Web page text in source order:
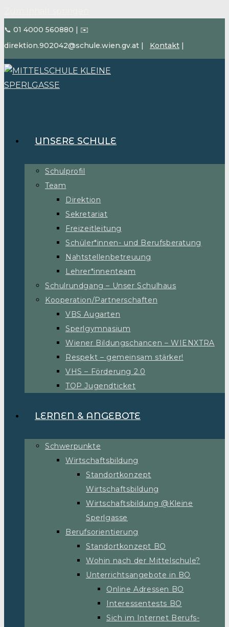
📞 01 4000 560880 | ✉️
direktion.902042@schule.wien.gv.at | Kontakt |
UNSERE SCHULE
Schulprofil
Team
Direktion
Sekretariat
Freizeitleitung
Schüler*innen- und Berufsberatung
Nahtstellenbetreuung
Lehrer*innenteam
Schulrundgang – Unser Schulhaus
Kooperation/Partnerschaften
VBS Augarten
Sperlgymnasium
Wiener Bildungschancen – WIENXTRA
Respekt – gemeinsam stärker!
VHS – Förderung 2.0
TOP Jugendticket
LERNEN & ANGEBOTE
Schwerpunkte
Wirtschaftsbildung
Standortkonzept
Wirtschaftsbildung
Wirtschaftsbildung @Kleine
Sperlgasse
Berufsorientierung
Standortkonzept BO
Wohin nach der Mittelschule?
Unterrichtsangebote in BO
Online Adressen BO
Interessentests BO
Sich im Internet Berufs-